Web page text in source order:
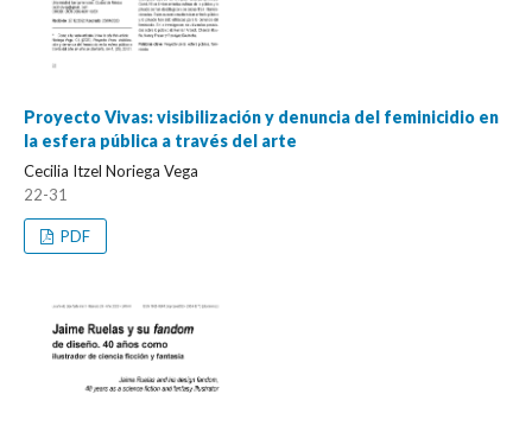
Proyecto Vivas: visibilización y denuncia del feminicidio en
la esfera pública a través del arte
Cecilia Itzel Noriega Vega
22-31
PDF